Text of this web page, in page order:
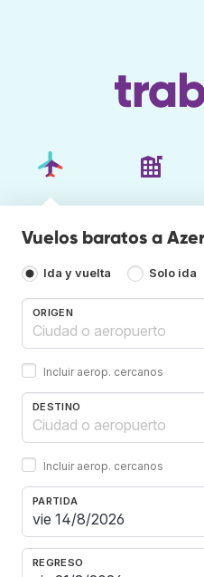
Vuelos baratos a
Ida y vuelta Solo ida
ORIGEN
Incluir aerop. cercanos
DESTINO
Incluir aerop. cercanos
PARTIDA
REGRESO